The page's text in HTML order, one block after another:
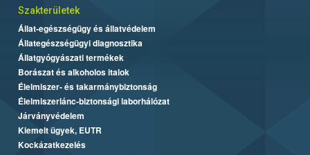
Szakterületek
Állat-egészségügy és állatvédelem
Állategészségügyi diagnosztika
Állatgyógyászati termékek
Borászat és alkoholos italok
Élelmiszer- és takarmánybiztonság
Élelmiszerlánc-biztonsági laborhálózat
Járványvédelem
Kiemelt ügyek, EUTR
Kockázatkezelés